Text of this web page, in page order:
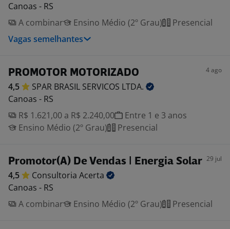
Canoas - RS
A combinar
Ensino Médio (2º Grau)
Presencial
Vagas semelhantes
PROMOTOR MOTORIZADO 4 ago
4,5 SPAR BRASIL SERVICOS LTDA.
Canoas - RS
R$ 1.621,00 a R$ 2.240,00
Entre 1 e 3 anos
Ensino Médio (2º Grau)
Presencial
Promotor(A) De Vendas | Energia Solar 29 jul
4,5 Consultoria Acerta
Canoas - RS
A combinar
Ensino Médio (2º Grau) Presencial